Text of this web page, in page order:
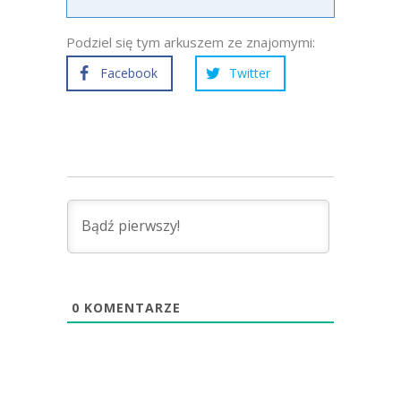
Podziel się tym arkuszem ze znajomymi:
Facebook Twitter
0 KOMENTARZE